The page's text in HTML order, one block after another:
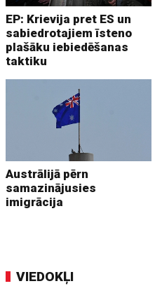
EP: Krievija pret ES un
sabiedrotajiem īsteno
plašāku iebiedēšanas
taktiku
Austrālijā pērn
samazinājusies
imigrācija
VIEDOKĻI